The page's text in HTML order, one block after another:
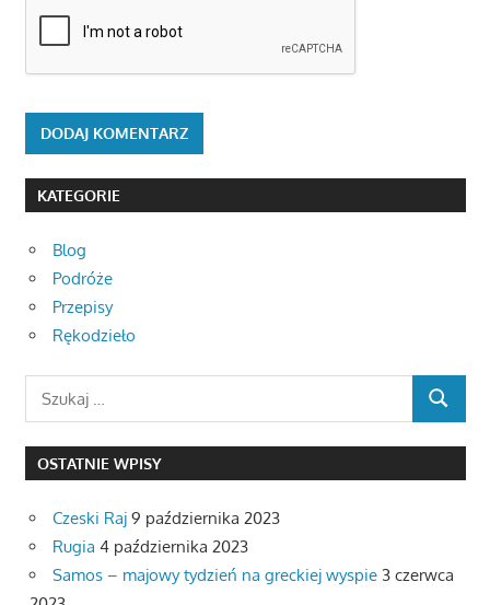
KATEGORIE
Blog
Podróże
Przepisy
Rękodzieło
SEARCH
OSTATNIE WPISY
Czeski Raj 9 października 2023
Rugia 4 października 2023
Samos – majowy tydzień na greckiej wyspie 3 czerwca